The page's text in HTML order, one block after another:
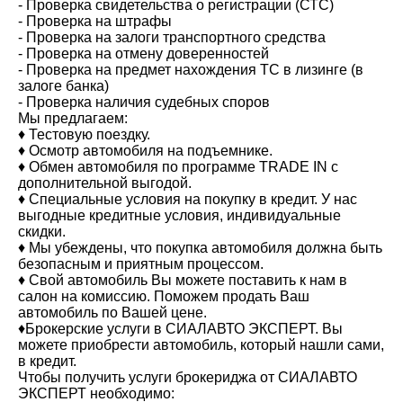
- Проверка свидетельства о регистрации (СТС)
- Проверка на штрафы
- Проверка на залоги транспортного средства
- Проверка на отмену доверенностей
- Проверка на предмет нахождения ТС в лизинге (в
залоге банка)
- Проверка наличия судебных споров
Мы предлагаем:
♦️ Тестовую поездку.
♦️ Осмотр автомобиля на подъемнике.
♦️ Обмен автомобиля по программе TRADE IN с
дополнительной выгодой.
♦️ Специальные условия на покупку в кредит. У нас
выгодные кредитные условия, индивидуальные
скидки.
♦️ Мы убеждены, что покупка автомобиля должна быть
безопасным и приятным процессом.
♦️ Свой автомобиль Вы можете поставить к нам в
салон на комиссию. Поможем продать Ваш
автомобиль по Вашей цене.
♦️Брокерские услуги в СИАЛАВТО ЭКСПЕРТ. Вы
можете приобрести автомобиль, который нашли сами,
в кредит.
Чтобы получить услуги брокериджа от СИАЛАВТО
ЭКСПЕРТ необходимо: